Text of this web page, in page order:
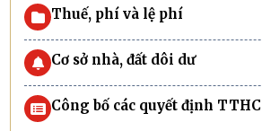
Thuế, phí và lệ phí
Cơ sở nhà, đất dôi dư
Công bố các quyết định TTHC